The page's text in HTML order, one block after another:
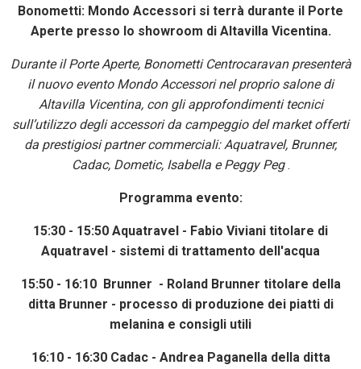
Bonometti: Mondo Accessori si terrà durante il Porte
Aperte presso lo showroom di Altavilla Vicentina.
Durante il Porte Aperte, Bonometti Centrocaravan presenterà
il nuovo evento Mondo Accessori nel proprio salone di
Altavilla Vicentina, con gli approfondimenti tecnici
sull’utilizzo degli accessori da campeggio del market offerti
da prestigiosi partner commerciali: Aquatravel, Brunner,
Cadac, Dometic, Isabella e Peggy Peg.
Programma evento:
15:30 - 15:50 Aquatravel - Fabio Viviani titolare di
Aquatravel - sistemi di trattamento dell'acqua
15:50 - 16:10 Brunner - Roland Brunner titolare della
ditta Brunner - processo di produzione dei piatti di
melanina e consigli utili
16:10 - 16:30 Cadac - Andrea Paganella della ditta